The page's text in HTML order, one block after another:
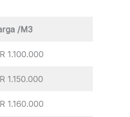
/M3
1.100.000
1.150.000
1.160.000